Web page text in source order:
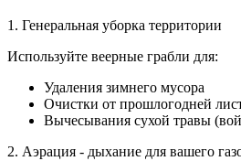
1. Генеральная уборка территории
Используйте веерные грабли для:
Удаления зимнего мусора
Очистки от прошлогодней
Вычесывания сухой травы
2. Аэрация - дыхание для вашего